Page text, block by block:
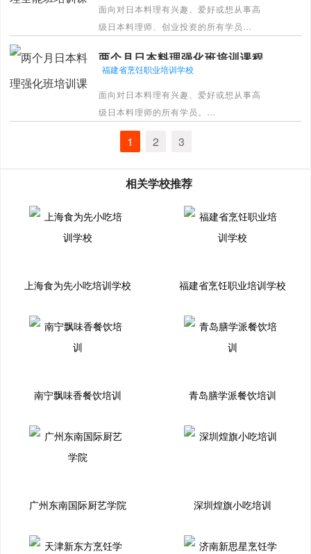
维生素等营养物质。
[详情]
面向对日本料理有兴趣、爱好或想从事高
级日本料理师、创业投资的所有学员
两个月日本料理强化班培训课程
福建省烹饪职业培训学校
面向对日本料理有兴趣、爱好或想从事高
级日本料理师的所有学员。
[详情]
1 2 3
相关学校推荐
上海食为先小吃培训学校 福建省烹饪职业培训学校
南宁飘味香餐饮培训 青岛膳学派餐饮培训
广州东南国际厨艺学院 深圳煌旗小吃培训